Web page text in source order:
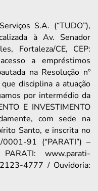
S.A. (“TUDO”),
à Av. Senador
Fortaleza/CE, CEP:
a empréstimos
na Resolução nº
disciplina a atuação
por intermédio da
E INVESTIMENTO
com sede na
Santo, e inscrita no
91 (“PARATI”) –
www.parati-
4777 / Ouvidoria: